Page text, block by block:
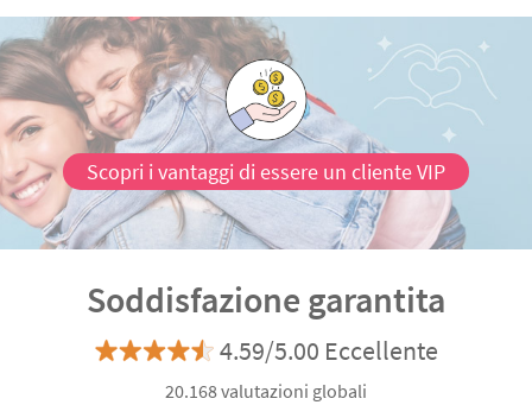
Scopri i vantaggi di essere un cliente VIP
Soddisfazione garantita
4.59/5.00 Eccellente
20.168 valutazioni globali